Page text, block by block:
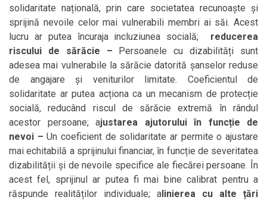
solidaritate națională, prin care societatea recunoaște și
sprijină nevoile celor mai vulnerabili membri ai săi. Acest
lucru ar putea încuraja incluziunea socială; reducerea
riscului de sărăcie – Persoanele cu dizabilități sunt
adesea mai vulnerabile la sărăcie datorită șanselor reduse
de angajare și veniturilor limitate. Coeficientul de
solidaritate ar putea acționa ca un mecanism de protecție
socială, reducând riscul de sărăcie extremă în rândul
acestor persoane; ajustarea ajutorului în funcție de
nevoi –Un coeficient de solidaritate ar permite o ajustare
mai echitabilă a sprijinului financiar, în funcție de severitatea
dizabilității și de nevoile specifice ale fiecărei persoane. În
acest fel, sprijinul ar putea fi mai bine calibrat pentru a
răspunde realităților individuale; alinierea cu alte țări